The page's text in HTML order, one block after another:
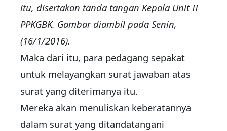
itu, disertakan tanda tangan Kepala Unit II
PPKGBK. Gambar diambil pada Senin,
(16/1/2016).
Maka dari itu, para pedagang sepakat
untuk melayangkan surat jawaban atas
surat yang diterimanya itu.
Mereka akan menuliskan keberatannya
dalam surat yang ditandatangani